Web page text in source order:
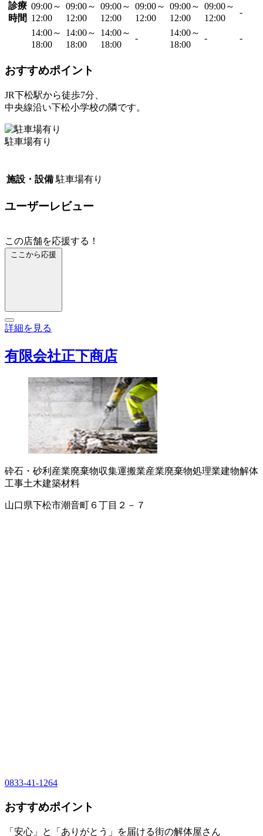
診療
時間
09:00～
12:00
09:00～
12:00
09:00～
12:00
09:00～
12:00
09:00～
12:00
09:00～
12:00
-
14:00～
18:00
14:00～
18:00
14:00～
18:00
-
14:00～
18:00
- -
おすすめポイント
JR下松駅から徒歩7分、
中央線沿い下松小学校の隣です。
駐車場有り
施設・設備 駐車場有り
ユーザーレビュー
この店舗を応援する！
ここから応援
詳細を見る
有限会社正下商店
砕石・砂利 産業廃棄物収集運搬業産業廃棄物処理業建物解体
工事土木建築材料
山口県下松市潮音町６丁目２－７
0833-41-1264
おすすめポイント
「安心」と「ありがとう」を届ける街の解体屋さん